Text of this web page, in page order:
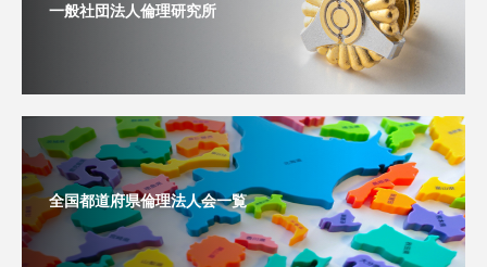
一般社団法人倫理研究所
全国都道府県倫理法人会一覧